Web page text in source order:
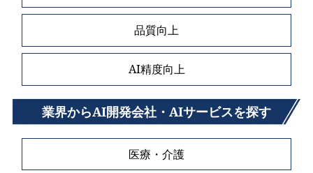
品質向上
AI精度向上
業界からAI開発会社・AIサービスを探す
医療・介護